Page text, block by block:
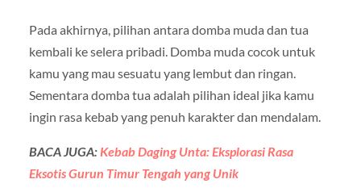
Pada akhirnya, pilihan antara domba muda dan tua
kembali ke selera pribadi. Domba muda cocok untuk
kamu yang mau sesuatu yang lembut dan ringan.
Sementara domba tua adalah pilihan ideal jika kamu
ingin rasa kebab yang penuh karakter dan mendalam.
BACA JUGA:Kebab Daging Unta: Eksplorasi Rasa
Eksotis Gurun Timur Tengah yang Unik